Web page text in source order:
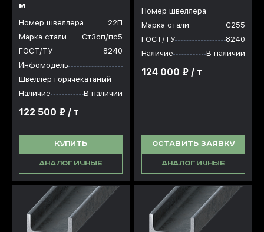
м
Номер швеллера
22П
Марка стали
Ст3сп/пс5
ГОСТ/ТУ
8240
Инфомодель
Швеллер горячекатаный
Наличие
В наличии
122 500 ₽ / т
КУПИТЬ
АНАЛОГИЧНЫЕ
Номер швеллера
Марка стали
С255
ГОСТ/ТУ
8240
Наличие
В наличии
124 000 ₽ / т
ОСТАВИТЬ ЗАЯВКУ
АНАЛОГИЧНЫЕ